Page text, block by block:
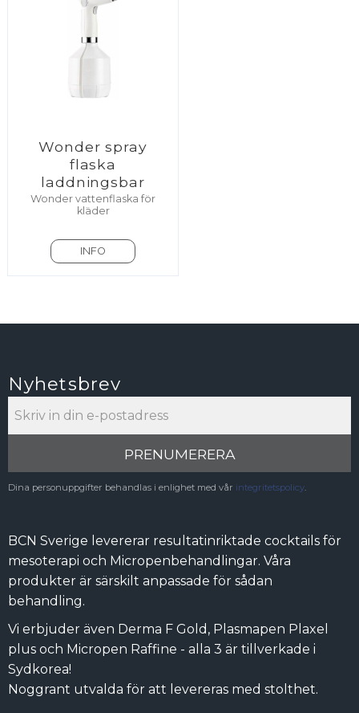
Wonder spray
flaska
laddningsbar
Wonder vattenflaska för
kläder
INFO
Nyhetsbrev
PRENUMERERA
Dina personuppgifter behandlas i enlighet med vår integritetspolicy
BCN Sverige levererar resultatinriktade cocktails för
mesoterapi och Micropenbehandlingar. Våra
produkter är särskilt anpassade för sådan
behandling.
Vi erbjuder även Derma F Gold, Plasmapen Plaxel
plus och Micropen Raffine - alla 3 är tillverkade i
Sydkorea!
Noggrant utvalda för att levereras med stolthet.